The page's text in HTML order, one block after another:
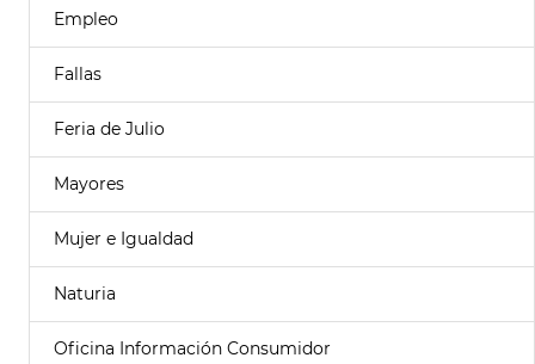
Empleo
Fallas
Feria de Julio
Mayores
Mujer e Igualdad
Naturia
Oficina Información Consumidor